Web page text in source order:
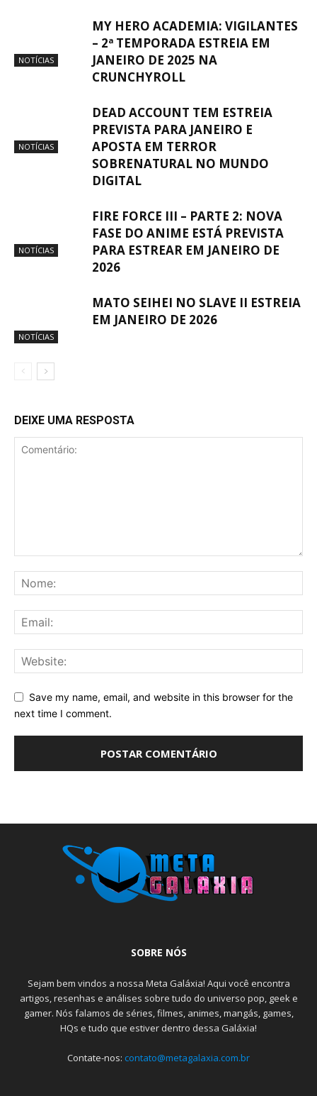
NOTÍCIAS
MY HERO ACADEMIA: VIGILANTES
– 2ª TEMPORADA ESTREIA EM
JANEIRO DE 2025 NA
CRUNCHYROLL
NOTÍCIAS
DEAD ACCOUNT TEM ESTREIA
PREVISTA PARA JANEIRO E
APOSTA EM TERROR
SOBRENATURAL NO MUNDO
DIGITAL
NOTÍCIAS
FIRE FORCE III – PARTE 2: NOVA
FASE DO ANIME ESTÁ PREVISTA
PARA ESTREAR EM JANEIRO DE
2026
NOTÍCIAS
MATO SEIHEI NO SLAVE II ESTREIA
EM JANEIRO DE 2026
DEIXE UMA RESPOSTA
Save my name, email, and website in this browser for the
next time I comment.
SOBRE NÓS
Sejam bem vindos a nossa Meta Galáxia! Aqui você encontra
artigos, resenhas e análises sobre tudo do universo pop, geek e
gamer. Nós falamos de séries, filmes, animes, mangás, games,
HQs e tudo que estiver dentro dessa Galáxia!
Contate-nos: contato@metagalaxia.com.br